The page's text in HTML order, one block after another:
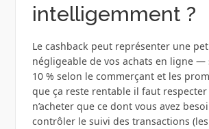
intelligemment ?
Le cashback peut représenter une
négligeable de vos achats en ligne —
10 % selon le commerçant et les
que ça reste rentable il faut
n’acheter que ce dont vous avez
contrôler le suivi des transactions